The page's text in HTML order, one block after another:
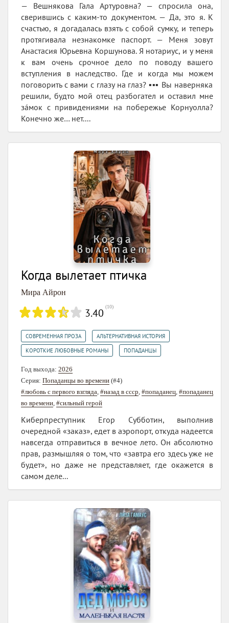
— Вешнякова Гала Артуровна? — спросила она,
сверившись с каким-то документом. — Да, это я. К
счастью, я догадалась взять с собой сумку, и теперь
протягивала незнакомке паспорт. — Меня зовут
Анастасия Юрьевна Коршунова. Я нотариус, и у меня
к вам очень срочное дело по поводу вашего
вступления в наследство. Где и когда мы можем
поговорить с вами с глазу на глаз? ▪️▪️▪️ Вы наверняка
решили, будто мой отец разбогател и оставил мне
за́мок с привидениями на побережье Корнуолла?
Конечно же… нет....
Когда вылетает птичка
Мира Айрон
3.40 (10)
СОВРЕМЕННАЯ ПРОЗА АЛЬТЕРНАТИВНАЯ ИСТОРИЯ
КОРОТКИЕ ЛЮБОВНЫЕ РОМАНЫ ПОПАДАНЦЫ
Год выхода: 2026
Серия: Попаданцы во времени (#4)
#любовь с первого взгляда #назад в ссср #попаданец #попаданец
во времени #сильный герой
Киберпреступник Егор Субботин, выполнив
очередной «заказ», едет в аэропорт, откуда надеется
навсегда отправиться в вечное лето. Он абсолютно
прав, размышляя о том, что «завтра его здесь уже не
будет», но даже не представляет, где окажется в
самом деле...